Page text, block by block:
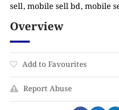
sell, mobile sell bd, mobile
Overview
Add to Favourites
Report Abuse